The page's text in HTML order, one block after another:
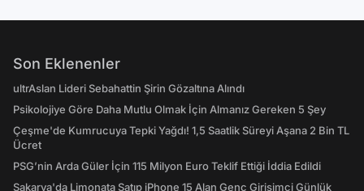
Son Eklenenler
ultrAslan Lideri Sebahattin Şirin Gözaltına Alındı
Psikolojiye Göre Daha Mutlu Olmak İçin Almanız Gereken 5 Şey
Çeşme'de Kumrucuya Tepki Yağdı! 1,5 Saatlik Süreyi Aşana 2 Bin TL
Ücret
PSG’nin Arda Güler İçin 115 Milyon Euro Teklif Ettiği İddia Edildi
Sakarya'da Limonata Satıp iPhone 15 Alan Genç Girişimci Günlük